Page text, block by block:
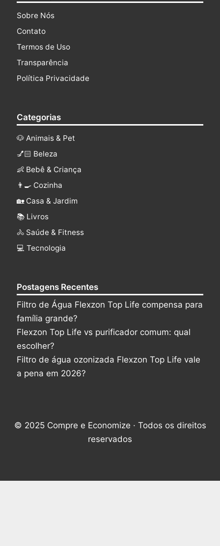
Sobre Nós
Contato
Termos de Uso
Transparência
Política Privacidade
Categorias
🐶 Animais & Pet
💅🏻 Beleza
👶 Bebê & Criança
👨‍🍳 Cozinha
🏡 Casa & Jardim
📚 Livros
🚴 Saúde & Fitness
‍💻 Tecnologia
Postagens Recentes
Filtro de Água Flexzon Top Life compensa para
família grande?
Flexzon Top Life vs purificador comum: qual
escolher?
Filtro de água ozonizada Flexzon Top Life vale
a pena em 2026?
© 2025 Compre e Economize · Todos os direitos
reservados